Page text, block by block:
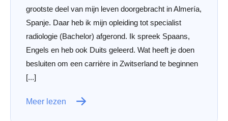
grootste deel van mijn leven doorgebracht in Almería,
Spanje. Daar heb ik mijn opleiding tot specialist
radiologie (Bachelor) afgerond. Ik spreek Spaans,
Engels en heb ook Duits geleerd. Wat heeft je doen
besluiten om een carrière in Zwitserland te beginnen
[...]
Meer lezen